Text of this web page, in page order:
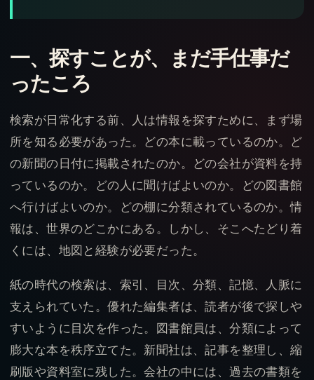
一、探すことが、まだ手仕事だ
ったころ
検索が日常化する前、人は情報を探すために、まず場
所を知る必要があった。どの本に載っているのか。ど
の新聞の日付に掲載されたのか。どの会社が資料を持
っているのか。どの人に聞けばよいのか。どの図書館
へ行けばよいのか。どの棚に分類されているのか。情
報は、世界のどこかにある。しかし、そこへたどり着
くには、地図と経験が必要だった。
紙の時代の検索は、索引、目次、分類、記憶、人脈に
支えられていた。優れた編集者は、読者が後で探しや
すいように目次を作った。図書館員は、分類によって
膨大な本を秩序立てた。新聞社は、記事を整理し、縮
刷版や資料室に残した。会社の中には、過去の書類を